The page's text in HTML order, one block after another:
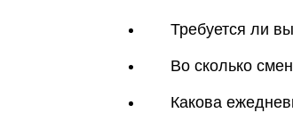
Требуется ли
Во сколько
Какова